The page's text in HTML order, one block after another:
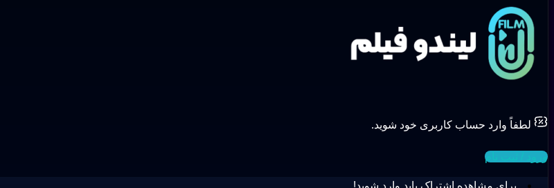
لطفاً وارد حساب کاربری خود شوید.
ورود / ثبت نام
برای مشاهده اشتراک باید وارد شوید!